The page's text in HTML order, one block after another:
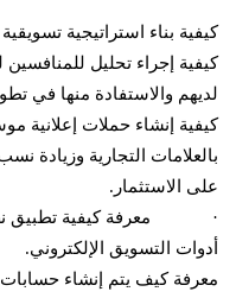
كيفية بناء استراتيجية
كيفية إجراء تحليل
لديهم والاستفادة منها في
كيفية إنشاء حملات إعلانية
بالعلامات التجارية وزيادة
على الاستثمار.
· معرفة كيفية تطبيق
أدوات التسويق الإلكتروني.
معرفة كيف يتم إنشاء